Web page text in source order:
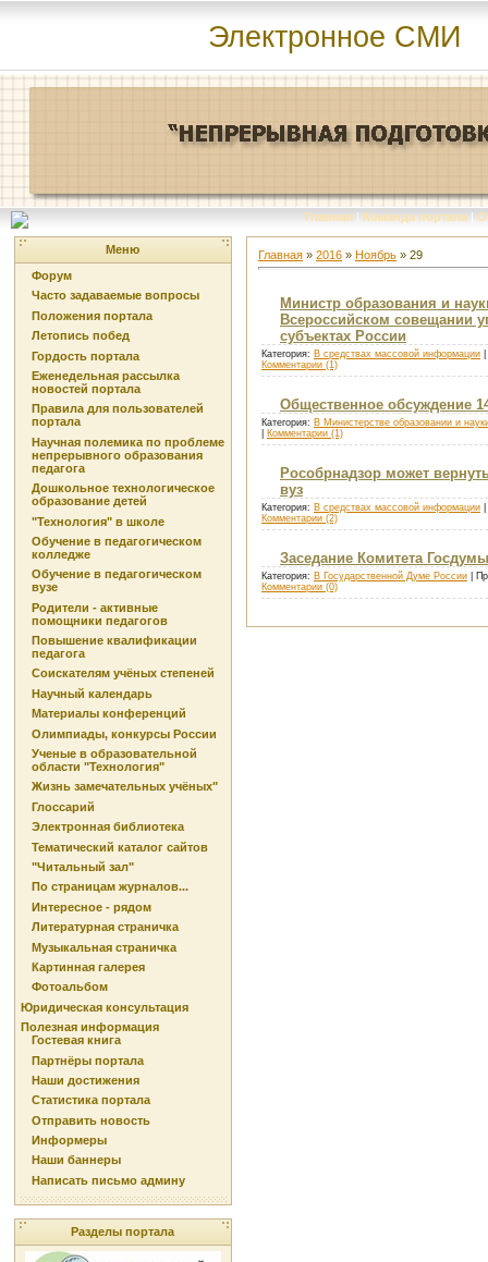
Электронное СМИ
Главная | Команда портала | О
Меню
Форум
Часто задаваемые вопросы
Положения портала
Летопись побед
Гордость портала
Еженедельная рассылка
новостей портала
Правила для пользователей
портала
Научная полемика по проблеме
непрерывного образования
педагога
Дошкольное технологическое
образование детей
"Технология" в школе
Обучение в педагогическом
колледже
Обучение в педагогическом
вузе
Родители - активные
помощники педагогов
Повышение квалификации
педагога
Соискателям учёных степеней
Научный календарь
Материалы конференций
Олимпиады, конкурсы России
Ученые в образовательной
области "Технология"
Жизнь замечательных учёных"
Глоссарий
Электронная библиотека
Тематический каталог сайтов
"Читальный зал"
По страницам журналов...
Интересное - рядом
Литературная страничка
Музыкальная страничка
Картинная галерея
Фотоальбом
Юридическая консультация
Полезная информация
Гостевая книга
Партнёры портала
Наши достижения
Статистика портала
Отправить новость
Информеры
Наши баннеры
Написать письмо админу
Разделы портала
Главная » 2016 » Ноябрь » 29
Министр образования и
Всероссийском совещании
субъектах России
Категория: В средствах массовой информации
Комментарии (1)
Общественное обсуждение
Категория: В Министерстве образовании и
Комментарии (1)
Рособрнадзор может
вуз
Категория: В средствах массовой информации
Комментарии (2)
Заседание Комитета
Категория: В Государственной Думе России |
Комментарии (0)